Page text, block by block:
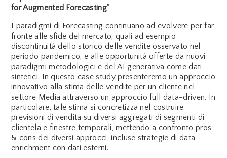
for Augmented Forecasting".
I paradigmi di Forecasting continuano ad evolvere per far
fronte alle sfide del mercato, quali ad esempio
discontinuità dello storico delle vendite osservato nel
periodo pandemico, e alle opportunità offerte da nuovi
paradigmi metodologici e del AI generativa come dati
sintetici. In questo case study presenteremo un approccio
innovativo alla stima delle vendite per un cliente nel
settore Media attraverso un approccio full data-driven. In
particolare, tale stima si concretizza nel costruire
previsioni di vendita su diversi aggregati di segmenti di
clientela e finestre temporali, mettendo a confronto pros
& cons dei diversi approcci, incluse strategie di data
enrichment con dati esterni.